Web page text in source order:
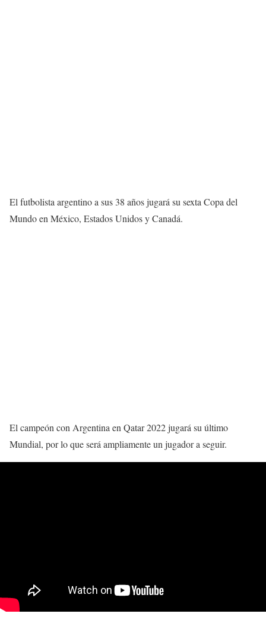
El futbolista argentino a sus 38 años jugará su sexta Copa del
Mundo en México, Estados Unidos y Canadá.
El campeón con Argentina en Qatar 2022 jugará su último
Mundial, por lo que será ampliamente un jugador a seguir.